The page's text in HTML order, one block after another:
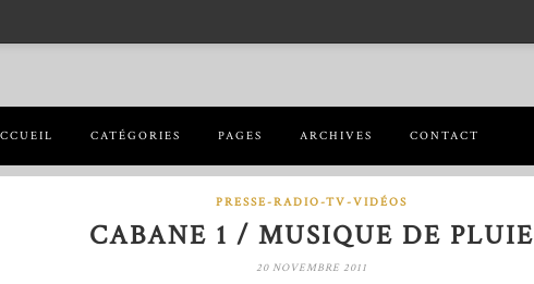
CATÉGORIES PAGES ARCHIVES CONTACT
PRESSE-RADIO-TV-VIDÉOS
CABANE 1 / MUSIQUE DE PLUIE
20 NOVEMBRE 2011